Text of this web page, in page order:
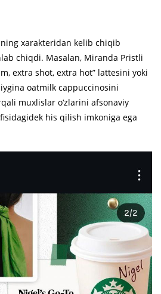
xarakteridan kelib chiqib
chiqdi. Masalan, Miranda Pristli
extra shot, extra hot” lattesini yoki
oatmilk cappuccinosini
muxlislar o‘zlarini afsonaviy
his qilish imkoniga ega